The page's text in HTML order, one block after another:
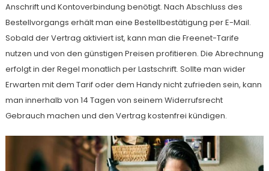
Anschrift und Kontoverbindung benötigt. Nach Abschluss des
Bestellvorgangs erhält man eine Bestellbestätigung per E-Mail.
Sobald der Vertrag aktiviert ist, kann man die Freenet-Tarife
nutzen und von den günstigen Preisen profitieren. Die Abrechnung
erfolgt in der Regel monatlich per Lastschrift. Sollte man wider
Erwarten mit dem Tarif oder dem Handy nicht zufrieden sein, kann
man innerhalb von 14 Tagen von seinem Widerrufsrecht
Gebrauch machen und den Vertrag kostenfrei kündigen.